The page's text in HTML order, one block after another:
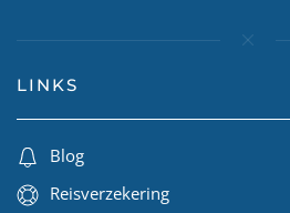
LINKS
Blog
Reisverzekering